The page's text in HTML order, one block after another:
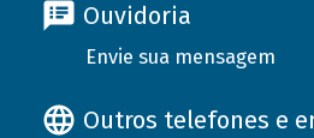
Ouvidoria
Envie sua mensagem
Outros telefones e